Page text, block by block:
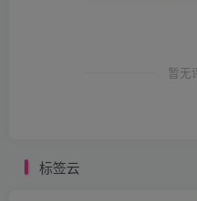
暂无
标签云